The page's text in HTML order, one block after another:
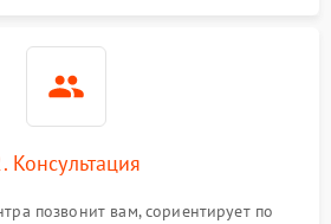
Консультация
позвонит вам, сориентирует по